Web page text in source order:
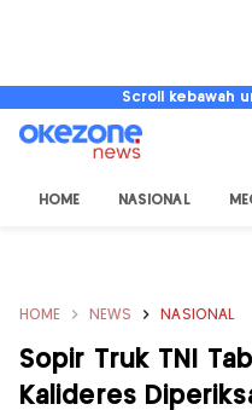
Scroll kebawah
HOME NASIONAL
HOME NEWS NASIONAL
Sopir Truk TNI
Kalideres